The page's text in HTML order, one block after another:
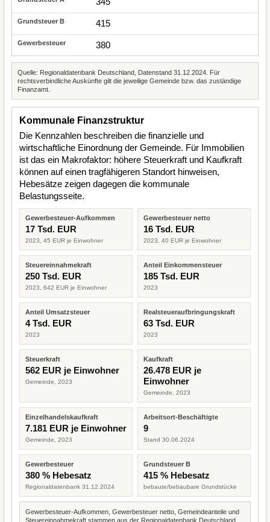
415
380
Quelle: Regionaldatenbank Deutschland, Datenstand 31.12.2024. Für
rechtsverbindliche Auskünfte gilt die jeweilige Gemeinde bzw. das zuständige
Finanzamt.
Kommunale Finanzstruktur
Die Kennzahlen beschreiben die finanzielle und
wirtschaftliche Einordnung der Gemeinde. Für Immobilien
ist das ein Makrofaktor: höhere Steuerkraft und Kaufkraft
können auf einen tragfähigeren Standort hinweisen,
Hebesätze zeigen dagegen die kommunale
Belastungsseite.
Gewerbesteuer-Aufkommen
17 Tsd. EUR
2023, 45 EUR je Einwohner
Gewerbesteuer netto
16 Tsd. EUR
2023, 40 EUR je Einwohner
Steuereinnahmekraft
250 Tsd. EUR
2023, 642 EUR je Einwohner
Anteil Einkommensteuer
185 Tsd. EUR
2023
Anteil Umsatzsteuer
4 Tsd. EUR
2023
Realsteueraufbringungskraft
63 Tsd. EUR
2023
Steuerkraft
562 EUR je Einwohner
Gemeinde, 2023
Kaufkraft
26.478 EUR je
Einwohner
Gemeinde, 2023
Einzelhandelskaufkraft
7.181 EUR je Einwohner
Gemeinde, 2023
Arbeitsort-Beschäftigte
9
Stand 30.06.2024
Gewerbesteuer
380 % Hebesatz
Regionaldatenbank 31.12.2024
Grundsteuer B
415 % Hebesatz
bebaute/bebaubare Grundstücke
Gewerbesteuer-Aufkommen, Gewerbesteuer netto, Gemeindeanteile und
Steuereinnahmekraft stammen aus der Regionaldatenbank Deutschland